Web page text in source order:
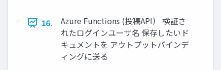
16.
Azure Functions (投稿API） 検証さ
れたログインユーザ名 保存したいド
キュメントを アウトプットバインデ
ィングに送る